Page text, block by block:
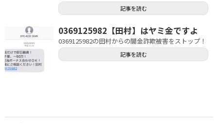
記事を読む
0369125982【田村】はヤミ金ですよ
0369125982の田村からの闇金詐欺被害をストップ！
記事を読む